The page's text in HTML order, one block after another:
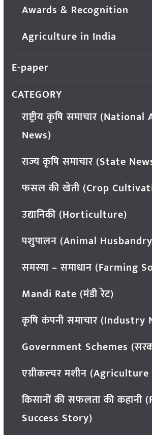
Awards & Recognition
Agriculture in India
E-paper
CATEGORY
राष्ट्रीय कृषि समाचार
News)
राज्य कृषि समाचार (State
फसल की खेती (Crop
उद्यानिकी (Horticulture)
पशुपालन (Animal
समस्या – समाधान (Farming
Mandi Rate (मंडी रेट)
कृषि कंपनी समाचार (Industry
Government Schemes
एग्रीकल्चर मशीन
किसानों की सफलता की कहानी
Success Story)